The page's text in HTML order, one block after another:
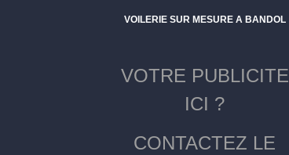
VOILERIE SUR MESURE A BANDOL
VOTRE PUBLICITE
ICI ?
CONTACTEZ LE